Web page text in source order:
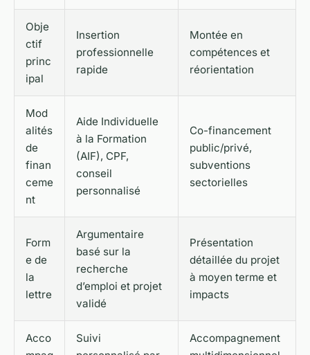
Obje
ctif
princ
ipal
Insertion
professionnelle
rapide
Montée en
compétences et
réorientation
Mod
alités
de
finan
ceme
nt
Aide Individuelle
à la Formation
(AIF), CPF,
conseil
personnalisé
Co-financement
public/privé,
subventions
sectorielles
Form
e de
la
lettre
Argumentaire
basé sur la
recherche
d’emploi et projet
validé
Présentation
détaillée du projet
à moyen terme et
impacts
Acco
Suivi
Accompagnement